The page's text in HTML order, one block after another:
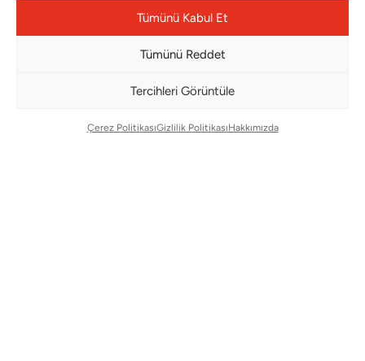
Tümünü Kabul Et
Tümünü Reddet
Tercihleri Görüntüle
Çerez PolitikasıGizlilik PolitikasıHakkımızda
Yat
Ödeme Bildirimi
Kayıt olun ve fırsatlardan ilk siz yararlanın!